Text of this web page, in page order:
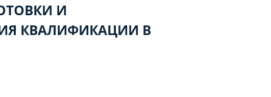
И
КВАЛИФИКАЦИИ В